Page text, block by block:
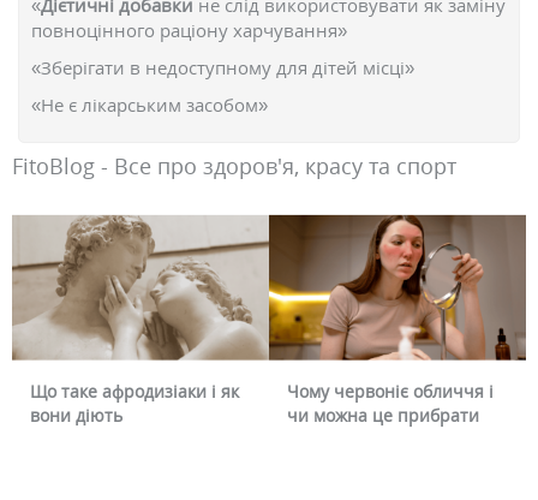
«Дієтичні добавки не слід використовувати як заміну
повноцінного раціону харчування»
«Зберігати в недоступному для дітей місці»
«Не є лікарським засобом»
FitoBlog - Все про здоров'я, красу та спорт
Що таке афродизіаки і як
вони діють
Чому червоніє обличчя і
чи можна це прибрати